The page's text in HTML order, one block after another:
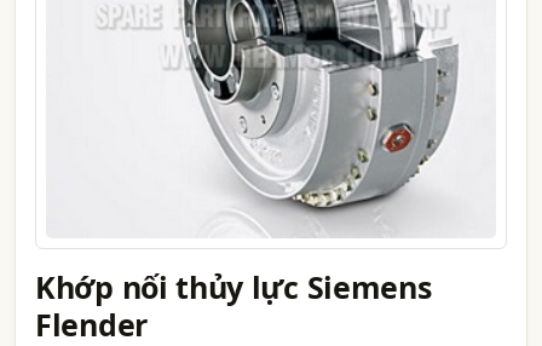
Khớp nối thủy lực Siemens
Flender